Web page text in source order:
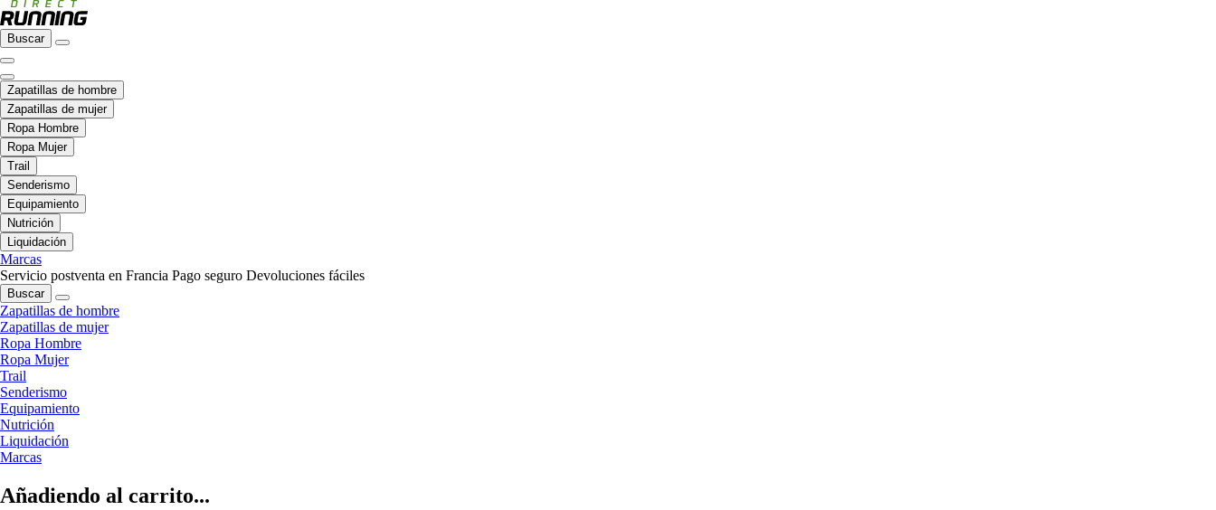
Buscar
Zapatillas de hombre
Zapatillas de mujer
Ropa Hombre
Ropa Mujer
Trail
Senderismo
Equipamiento
Nutrición
Liquidación
Marcas
Servicio postventa en Francia Pago seguro Devoluciones fáciles
Buscar
Zapatillas de hombre
Zapatillas de mujer
Ropa Hombre
Ropa Mujer
Trail
Senderismo
Equipamiento
Nutrición
Liquidación
Marcas
Añadiendo al carrito...